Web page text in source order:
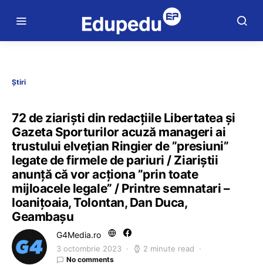
Știri
72 de ziariști din redacțiile Libertatea și
Gazeta Sporturilor acuză manageri ai
trustului elvețian Ringier de ”presiuni”
legate de firmele de pariuri / Ziariștii
anunță că vor acționa ”prin toate
mijloacele legale” / Printre semnatari –
Ioanițoaia, Tolontan, Dan Duca,
Geambașu
G4Media.ro
3 octombrie 2023 2 minute read
No comments